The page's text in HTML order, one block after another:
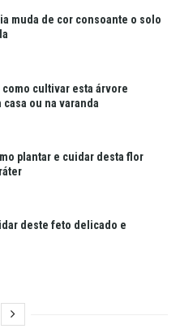
muda de cor consoante o solo
cultivar esta árvore
ou na varanda
plantar e cuidar desta flor
deste feto delicado e